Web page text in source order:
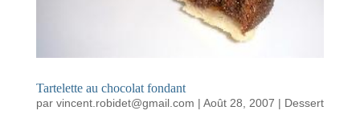
Tartelette au chocolat fondant
par vincent.robidet@gmail.com | Août 28, 2007 | Dessert